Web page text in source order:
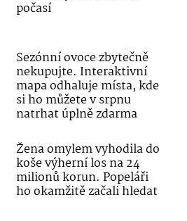
počasí
Sezónní ovoce zbytečně
nekupujte. Interaktivní
mapa odhaluje místa, kde
si ho můžete v srpnu
natrhat úplně zdarma
Žena omylem vyhodila do
koše výherní los na 24
milionů korun. Popeláři
ho okamžitě začali hledat